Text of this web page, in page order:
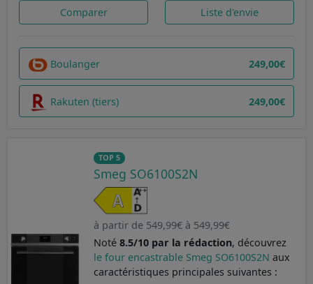
Comparer Liste d'envie
Boulanger 249,00€
Rakuten (tiers) 249,00€
TOP 5
Smeg SO6100S2N
à partir de 549,99€ à 549,99€
Noté 8.5/10 par la rédaction, découvrez
le four encastrable Smeg SO6100S2N aux
caractéristiques principales suivantes :